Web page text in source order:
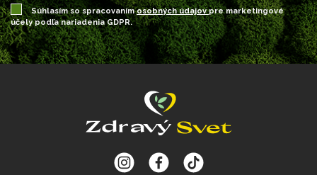
Súhlasím so spracovanímosobných údajovpre marketingové
účely podľa nariadenia GDPR.